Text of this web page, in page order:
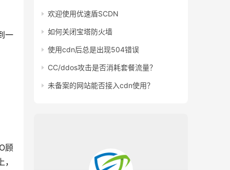
一
顾
欢迎使用优速盾SCDN
如何关闭宝塔防火墙
使用cdn后总是出现504错误
CC/ddos攻击是否消耗套餐流量？
未备案的网站能否接入cdn使用？